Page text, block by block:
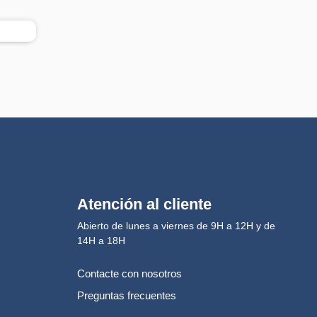
Atención al cliente
Abierto de lunes a viernes de 9H a 12H y de
14H a 18H
Contacte con nosotros
Preguntas frecuentes